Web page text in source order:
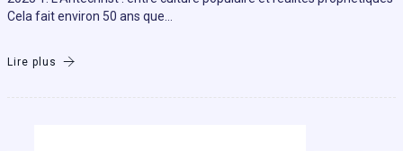
Cela fait environ 50 ans que…
Lire plus